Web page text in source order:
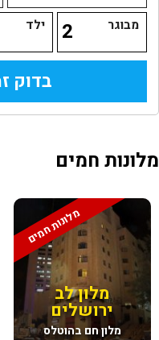
מבוגר ילד
מלונות חמים
מלונות חמים
מלון לב
ירושלים
מלון חם בהוטלס